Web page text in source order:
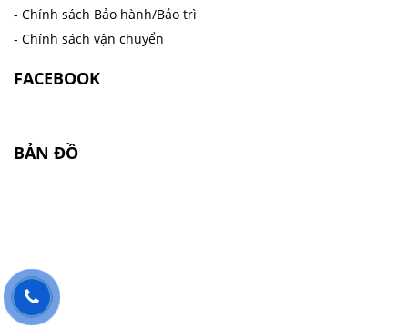
- Chính sách Bảo hành/Bảo trì
- Chính sách vận chuyển
FACEBOOK
BẢN ĐỒ